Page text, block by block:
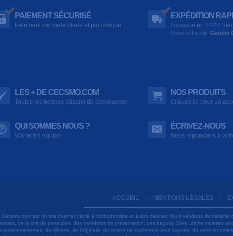
PAIEMENT SÉCURISÉ
Paiement par carte bleue et par chèque
EXPÉDITION
Livraison en 24/48
Suivi colis par Geodis
LES + DE CECSMO.COM
Toutes les bonnes raisons de commander
NOS PRODUITS
Cliquez ici pour un
QUI SOMMES NOUS ?
Voir notre équipe
ÉCRIVEZ-NOUS
Nous répondons à
ACCUEIL - MENTIONS LÉGALES -
Cecsmo.com est un site internet dédié à l'orthodontiste et à son cabinet. Nous vendons du
de la cire de protection, des typodonts de présentation, des bagues (1ère, 2ème molaires
porte-empreintes, du silicone, de l'alginate, du ciment de scellement pour bagues, du verre